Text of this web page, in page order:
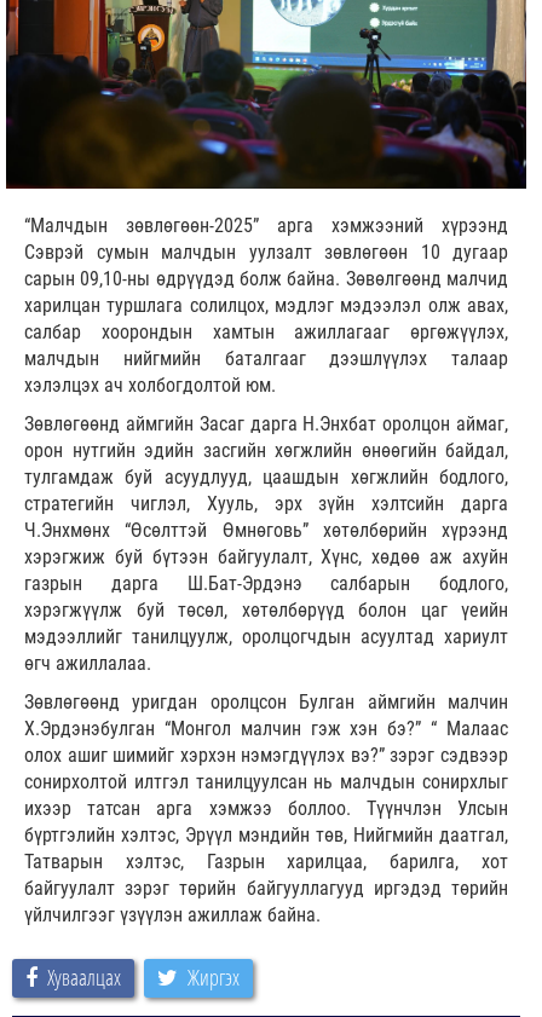
“Малчдын зөвлөгөөн-2025” арга хэмжээний хүрээнд
Сэврэй сумын малчдын уулзалт зөвлөгөөн 10 дугаар
сарын 09,10-ны өдрүүдэд болж байна. Зөвөлгөөнд малчид
харилцан туршлага солилцох, мэдлэг мэдээлэл олж авах,
салбар хоорондын хамтын ажиллагааг өргөжүүлэх,
малчдын нийгмийн баталгааг дээшлүүлэх талаар
хэлэлцэх ач холбогдолтой юм.
Зөвлөгөөнд аймгийн Засаг дарга Н.Энхбат оролцон аймаг,
орон нутгийн эдийн засгийн хөгжлийн өнөөгийн байдал,
тулгамдаж буй асуудлууд, цаашдын хөгжлийн бодлого,
стратегийн чиглэл, Хууль, эрх зүйн хэлтсийн дарга
Ч.Энхмөнх “Өсөлттэй Өмнөговь” хөтөлбөрийн хүрээнд
хэрэгжиж буй бүтээн байгуулалт, Хүнс, хөдөө аж ахуйн
газрын дарга Ш.Бат-Эрдэнэ салбарын бодлого,
хэрэгжүүлж буй төсөл, хөтөлбөрүүд болон цаг үеийн
мэдээллийг танилцуулж, оролцогчдын асуултад хариулт
өгч ажиллалаа.
Зөвлөгөөнд уригдан оролцсон Булган аймгийн малчин
Х.Эрдэнэбулган “Монгол малчин гэж хэн бэ?” “ Малаас
олох ашиг шимийг хэрхэн нэмэгдүүлэх вэ?” зэрэг сэдвээр
сонирхолтой илтгэл танилцуулсан нь малчдын сонирхлыг
ихээр татсан арга хэмжээ боллоо. Түүнчлэн Улсын
бүртгэлийн хэлтэс, Эрүүл мэндийн төв, Нийгмийн даатгал,
Татварын хэлтэс, Газрын харилцаа, барилга, хот
байгуулалт зэрэг төрийн байгууллагууд иргэдэд төрийн
үйлчилгээг үзүүлэн ажиллаж байна.
Хуваалцах Жиргэх